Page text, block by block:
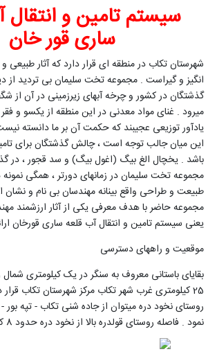
سیستم تامین و انتقال
ساری قور خان
شهرستان تکاب در منطقه ای قرار دارد که آثار
انگیز و گیراست . مجموعه تخت سلیمان بی تردید از
گذشتگان در کشور و چرخه آبهای زیرزمینی در آن از
میرود . غنای مواد معدنی در این منطقه از یکسو و
یادآور توزیعی عجیبند که حکمت آن بر ما دانسته
این میان جالب توجه است ، چالش گذشتگان برای
باشد . یخچال الغ بیگ (اغول بیگ) و سد قجور ، در
مجموعه تخت سلیمان در زمانهای دورتر ، همگی
طبیعت و طراحی واقع بینانه مهندسان بی نام و نشان
مجموعه حاضر با هدف معرفی یکی از آثار ارزشمند
یعنی سیستم تامین و انتقال آب قلعه ساری قورخان
موقعیت و راههای دسترسی
بقایای باستانی معروف به سنگر در یک کیلومتری
25 کیلومتری غرب شهر تکاب مرکز شهرستان تکاب
روستای نخود دره میتوان از جاده شنی تکاب - تپه بور -
نمود . فاصله روستای قولدره بالا از نخود دره حدود 8 کیلومتر است .